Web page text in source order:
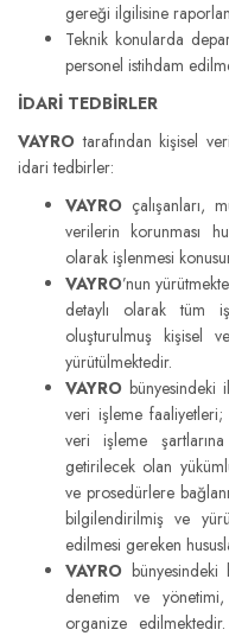
gereği ilgilisine
Teknik konularda
personel istihdam
İDARİ TEDBİRLER
VAYRO tarafından kişisel
idari tedbirler:
VAYRO çalışanları,
verilerin korunması
olarak işlenmesi
VAYRO’nun
detaylı olarak tüm
oluşturulmuş kişisel
yürütülmektedir.
VAYRO bünyesindeki
veri işleme faaliyetleri;
veri işleme
getirilecek olan
ve prosedürlere
bilgilendirilmiş ve
edilmesi gereken
VAYRO
denetim ve
organize